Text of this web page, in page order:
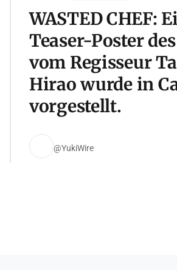
WASTED CHEF:
Teaser-Poster
vom Regisseur
Hirao wurde in
vorgestellt.
@YukiWire